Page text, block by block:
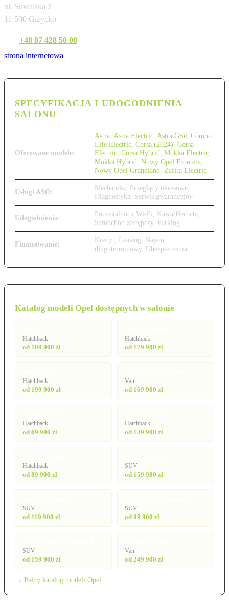
ul. Suwalska 2
11-500 Giżycko
+48 87 428 50 00
strona internetowa
SPECYFIKACJA I UDOGODNIENIA
SALONU
Oferowane modele:
Astra Astra Electric Astra GSe Combo
Life Electric Corsa (2024) Corsa
Electric Corsa Hybrid Mokka Electric
Mokka Hybrid Nowy Opel Frontera
Nowy Opel Grandland
Zafira Electric
Usługi ASO:
Mechanika, Przeglądy okresowe,
Diagnostyka, Serwis gwarancyjny
Udogodnienia:
Poczekalnia z Wi-Fi, Kawa/Herbata,
Samochód zastępczy, Parking
Finansowanie:
Kredyt, Leasing, Najem
długoterminowy, Ubezpieczenia
Katalog modeli Opel dostępnych w salonie
Hatchback
od 109 900 zł
Hatchback
od 179 900 zł
Hatchback
od 199 900 zł
Van
od 169 900 zł
Hatchback
od 69 900 zł
Hatchback
od 139 900 zł
Hatchback
od 89 900 zł
SUV
od 159 900 zł
SUV
od 119 900 zł
SUV
od 99 900 zł
SUV
od 159 900 zł
Van
od 249 900 zł
→ Pełny katalog modeli Opel